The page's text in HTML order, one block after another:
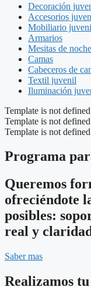
Decoración
Accesorios
Mobiliario
Armarios
Mesitas de noche
Camas
Cabeceros de
Textil juvenil
Iluminación
Template is not
Template is not
Template is not
Programa
Queremos
ofreciéndote
posibles:
real y
Saber mas
Realizamos